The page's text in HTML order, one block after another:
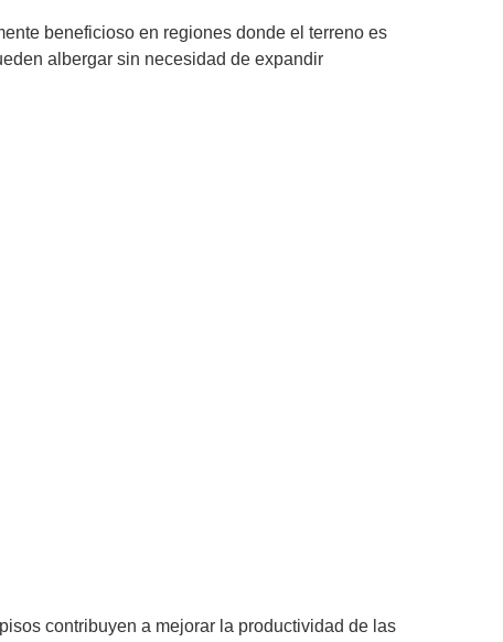
beneficioso en regiones donde el terreno es
albergar sin necesidad de expandir
contribuyen a mejorar la productividad de las